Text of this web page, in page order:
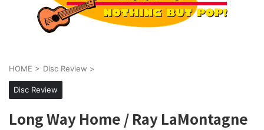
HOME > Disc Review >
Disc Review
Long Way Home / Ray LaMontagne